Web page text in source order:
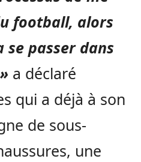
football, alors
se passer dans
a déclaré
qui a déjà à son
de sous-
une